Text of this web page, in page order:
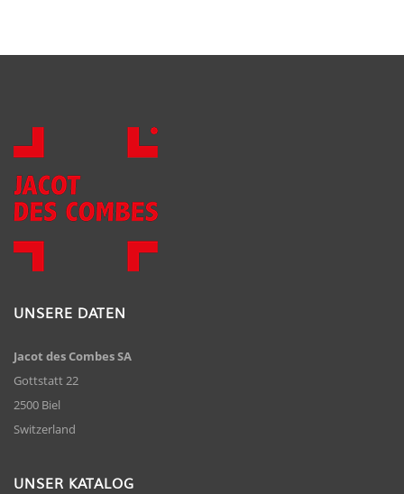
UNSERE DATEN
Jacot des Combes SA
Gottstatt 22
2500 Biel
Switzerland
UNSER KATALOG